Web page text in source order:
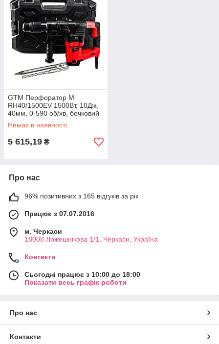
GTM Перфоратор М
RH40/1500EV 1500Вт, 10Дж,
40мм, 0-590 об/хв, бочковий
Немає в наявності
5 615,19 ₴
Про нас
96% позитивних з 165 відгуків за рік
Працює з 07.07.2016
м. Черкаси
18008 Ложешнікова 1/1, Черкаси, Україна
Контакти
Сьогодні працює з 10:00 до 18:00
Показати весь графік роботи
Про нас
Контакти